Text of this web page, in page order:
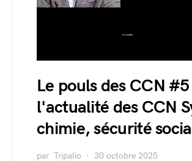
Le pouls des CCN
l'actualité des CCN
chimie, sécurité
par Tripalio 30 octobre 2025